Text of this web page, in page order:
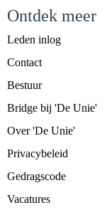
Ontdek meer
Leden inlog
Contact
Bestuur
Bridge bij 'De Unie'
Over 'De Unie'
Privacybeleid
Gedragscode
Vacatures